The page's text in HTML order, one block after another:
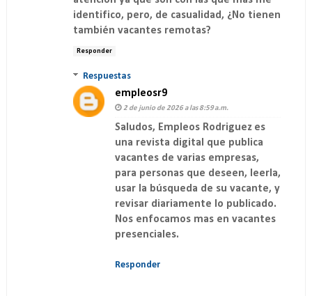
identifico, pero, de casualidad, ¿No tienen
también vacantes remotas?
Responder
Respuestas
empleosr9
2 de junio de 2026 a las 8:59 a.m.
Saludos, Empleos Rodriguez es
una revista digital que publica
vacantes de varias empresas,
para personas que deseen, leerla,
usar la búsqueda de su vacante, y
revisar diariamente lo publicado.
Nos enfocamos mas en vacantes
presenciales.
Responder